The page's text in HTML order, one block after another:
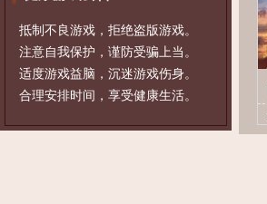
抵制不良游戏，拒绝盗版游戏。
注意自我保护，谨防受骗上当。
适度游戏益脑，沉迷游戏伤身。
合理安排时间，享受健康生活。